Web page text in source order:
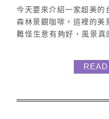
今天要來介紹一家超美的
森林景觀咖啡，這裡的美
難怪生意有夠好，風景
是「台南市白河區122之6
免費停車場，地面鋪設了